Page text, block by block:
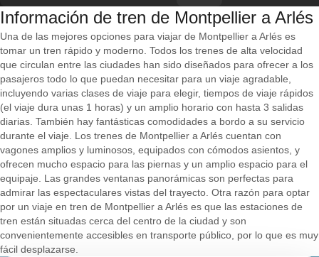
Información de tren de Montpellier a Arlés
Una de las mejores opciones para viajar de Montpellier a Arlés es
tomar un tren rápido y moderno. Todos los trenes de alta velocidad
que circulan entre las ciudades han sido diseñados para ofrecer a los
pasajeros todo lo que puedan necesitar para un viaje agradable,
incluyendo varias clases de viaje para elegir, tiempos de viaje rápidos
(el viaje dura unas 1 horas) y un amplio horario con hasta 3 salidas
diarias. También hay fantásticas comodidades a bordo a su servicio
durante el viaje. Los trenes de Montpellier a Arlés cuentan con
vagones amplios y luminosos, equipados con cómodos asientos, y
ofrecen mucho espacio para las piernas y un amplio espacio para el
equipaje. Las grandes ventanas panorámicas son perfectas para
admirar las espectaculares vistas del trayecto. Otra razón para optar
por un viaje en tren de Montpellier a Arlés es que las estaciones de
tren están situadas cerca del centro de la ciudad y son
convenientemente accesibles en transporte público, por lo que es muy
fácil desplazarse.